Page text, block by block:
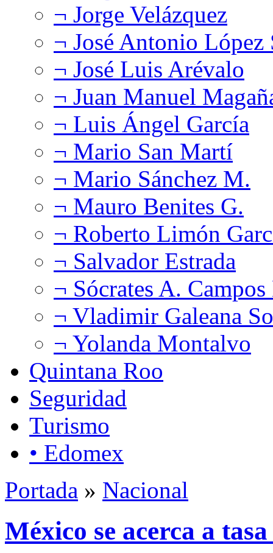
¬ Jorge Velázquez
¬ José Antonio López
¬ José Luis Arévalo
¬ Juan Manuel
¬ Luis Ángel García
¬ Mario San Martí
¬ Mario Sánchez M.
¬ Mauro Benites G.
¬ Roberto Limón
¬ Salvador Estrada
¬ Sócrates A.
¬ Vladimir Galeana
¬ Yolanda Montalvo
Quintana Roo
Seguridad
Turismo
• Edomex
Portada » Nacional
México se acerca a